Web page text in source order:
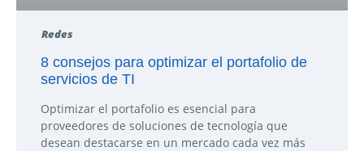
Redes
8 consejos para optimizar el portafolio de
servicios de TI
Optimizar el portafolio es esencial para
proveedores de soluciones de tecnología que
desean destacarse en un mercado cada vez más